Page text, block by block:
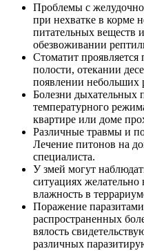
Проблемы с
при нехватке в корме
питательных веществ
обезвоживании
Стоматит проявляется
полости, отекании
появлении небольших
Болезни дыхательных
температурного
квартире или доме
Различные травмы и
Лечение питонов на
специалиста.
У змей могут
ситуациях желательно
влажность в
Поражение
распространенных
вялость
различных